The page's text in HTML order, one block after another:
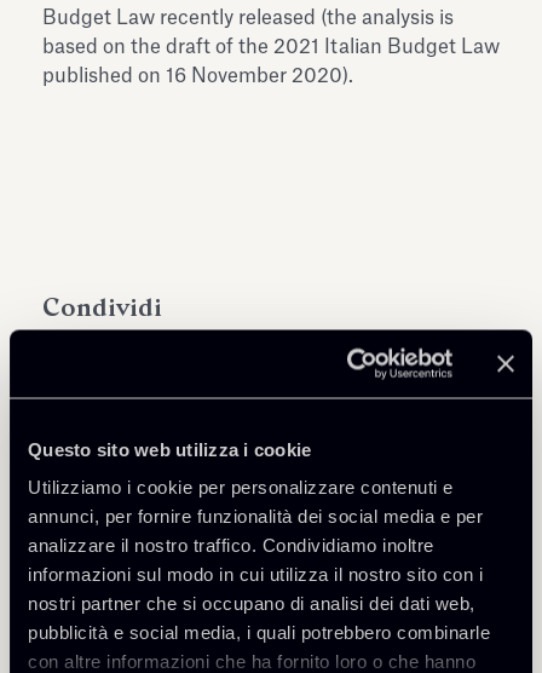
Questo sito web utilizza i cookie
Utilizziamo i cookie per personalizzare contenuti e
annunci, per fornire funzionalità dei social media e per
analizzare il nostro traffico. Condividiamo inoltre
informazioni sul modo in cui utilizza il nostro sito con i
nostri partner che si occupano di analisi dei dati web,
pubblicità e social media, i quali potrebbero combinarle
con altre informazioni che ha fornito loro o che hanno
Approfondisci
Tax
Scarica Allegati
Budget Law recently released (the analysis is
based on the draft of the 2021 Italian Budget Law
published on 16 November 2020).
Condividi